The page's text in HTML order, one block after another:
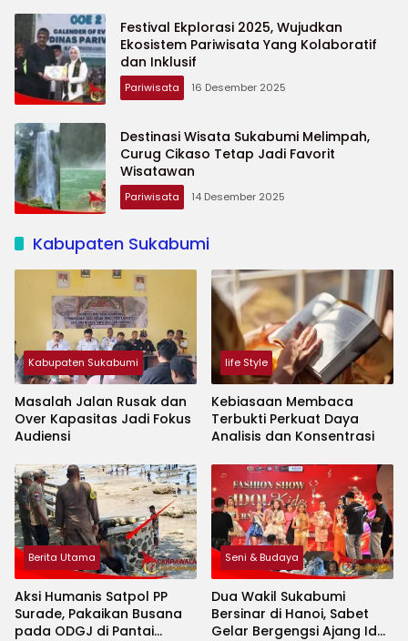
Festival Ekplorasi 2025, Wujudkan
Ekosistem Pariwisata Yang Kolaboratif
dan Inklusif
Pariwisata 16 Desember 2025
Destinasi Wisata Sukabumi Melimpah,
Curug Cikaso Tetap Jadi Favorit
Wisatawan
Pariwisata 14 Desember 2025
Kabupaten Sukabumi
Kabupaten Sukabumi
Masalah Jalan Rusak dan
Over Kapasitas Jadi Fokus
Audiensi
life Style
Kebiasaan Membaca
Terbukti Perkuat Daya
Analisis dan Konsentrasi
Berita Utama
Aksi Humanis Satpol PP
Surade, Pakaikan Busana
pada ODGJ di Pantai
Seni & Budaya
Dua Wakil Sukabumi
Bersinar di Hanoi, Sabet
Gelar Bergengsi Ajang Idol